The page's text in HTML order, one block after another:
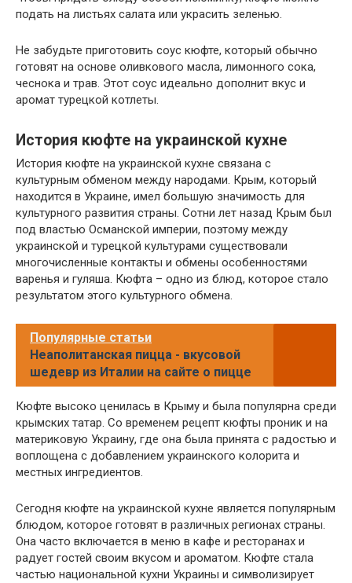
подать на листьях салата или украсить зеленью.
Не забудьте приготовить соус кюфте, который обычно
готовят на основе оливкового масла, лимонного сока,
чеснока и трав. Этот соус идеально дополнит вкус и
аромат турецкой котлеты.
История кюфте на украинской кухне
История кюфте на украинской кухне связана с
культурным обменом между народами. Крым, который
находится в Украине, имел большую значимость для
культурного развития страны. Сотни лет назад Крым был
под властью Османской империи, поэтому между
украинской и турецкой культурами существовали
многочисленные контакты и обмены особенностями
варенья и гуляша. Кюфта – одно из блюд, которое стало
результатом этого культурного обмена.
Популярные статьи
Неаполитанская пицца - вкусовой
шедевр из Италии на сайте о пицце
Кюфте высоко ценилась в Крыму и была популярна среди
крымских татар. Со временем рецепт кюфты проник и на
материковую Украину, где она была принята с радостью и
воплощена с добавлением украинского колорита и
местных ингредиентов.
Сегодня кюфте на украинской кухне является популярным
блюдом, которое готовят в различных регионах страны.
Она часто включается в меню в кафе и ресторанах и
радует гостей своим вкусом и ароматом. Кюфте стала
частью национальной кухни Украины и символизирует